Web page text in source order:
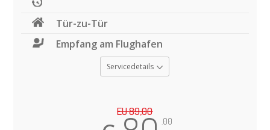
Tür-zu-Tür
Empfang am Flughafen
Servicedetails
EU 89,00
.00